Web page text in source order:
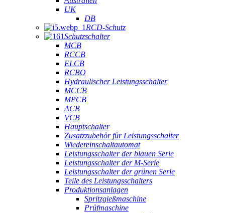
UK
DB
RCD-Schutz
Schutzschalter
MCB
RCCB
ELCB
RCBO
Hydraulischer Leistungsschalter
MCCB
MPCB
ACB
VCB
Hauptschalter
Zusatzzubehör für Leistungsschalter
Wiedereinschaltautomat
Leistungsschalter der blauen Serie
Leistungsschalter der M-Serie
Leistungsschalter der grünen Serie
Teile des Leistungsschalters
Produktionsanlagen
Spritzgießmaschine
Prüfmaschine